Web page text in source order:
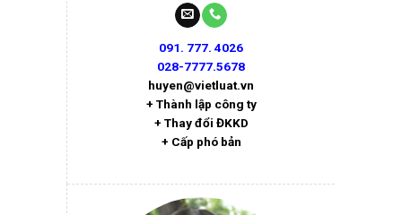
091. 777. 4026
028-7777.5678
huyen@vietluat.vn
+ Thành lập công ty
+ Thay đổi ĐKKD
+ Cấp phó bản